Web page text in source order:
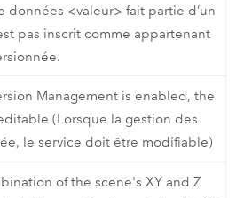
données <valeur> fait partie d’un
pas inscrit comme appartenant
Management is enabled, the
(Lorsque la gestion des
le service doit être modifiable)
of the scene's XY and Z